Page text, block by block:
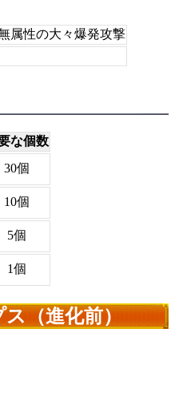
属性の大々爆発攻撃
な個数
30個
10個
5個
1個
（進化前）